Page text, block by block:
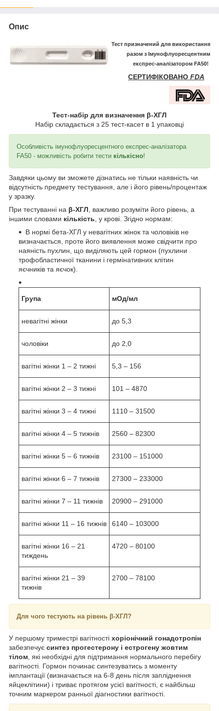
Опис
Тест призначений для використання
разом з Імунофлуоресцентним
експрес-аналізатором FA50!
СЕРТИФІКОВАНО FDA
Тест-набір для визначення β-ХГЛ
Набір складається з 25 тест-касет в 1 упаковці
Особливість імунофлуоресцентного експрес-аналізатора
FA50 - можливість робити тести кількісно!
Завдяки цьому ви зможете дізнатись не тільки наявність чи
відсутність предмету тестування, але і його рівень/процентаж
у зразку.
При тестуванні на β-ХГЛ , важливо розуміти його рівень, а
іншими словами кількість , у крові. Згідно нормам:
В нормі бета-ХГЛ у невагітних жінок та чоловіків не
визначається, проте його виявлення може свідчити про
наяність пухлин, що виділяють цей гормон (пухлини
трофобластичної тканини і гермінативних клітин
яєчників та яєчок).
Група мОд/мл
невагітні жінки до 5,3
чоловіки до 2,0
вагітні жінки 1 – 2 тижні 5,3 – 156
вагітні жінки 2 – 3 тижні 101 – 4870
вагітні жінки 3 – 4 тижні 1110 – 31500
вагітні жінки 4 – 5 тижнів 2560 – 82300
вагітні жінки 5 – 6 тижнів 23100 – 151000
вагітні жінки 6 – 7 тижнів 27300 – 233000
вагітні жінки 7 – 11 тижнів 20900 – 291000
вагітні жінки 11 – 16 тижнів 6140 – 103000
вагітні жінки 16 – 21
тиждень
4720 – 80100
вагітні жінки 21 – 39
тижнів
2700 – 78100
Для чого тестують на рівень β-ХГЛ?
У першому триместрі вагітності хоріонічний гонадотропін
забезпечує синтез прогестерону і естрогену жовтим
тілом , які необхідні для підтримання нормального перебігу
вагітності. Гормон починає синтезуватись з моменту
імплантації (визначається на 6-8 день після запліднення
яйцеклітини) і триває протягом усієї вагітності, є найбільш
точним маркером ранньої діагностики вагітності.